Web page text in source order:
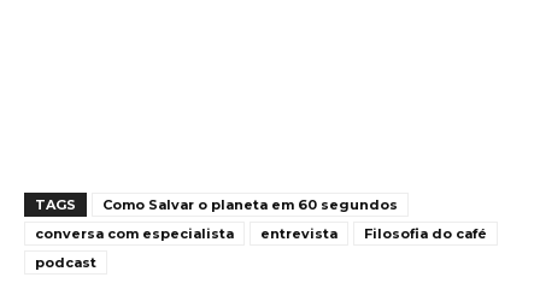
TAGS
Como Salvar o planeta em 60 segundos
conversa com especialista
entrevista
Filosofia do café
podcast